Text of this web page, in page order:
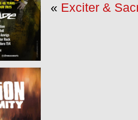
« Exciter &